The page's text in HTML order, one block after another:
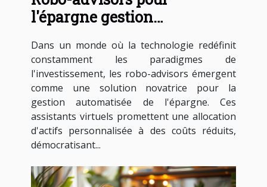
l'épargne gestion
Dans un monde où la technologie redéfinit
constamment les paradigmes de
l'investissement, les robo-advisors émergent
comme une solution novatrice pour la
gestion automatisée de l'épargne. Ces
assistants virtuels promettent une allocation
d'actifs personnalisée à des coûts réduits,
démocratisant...